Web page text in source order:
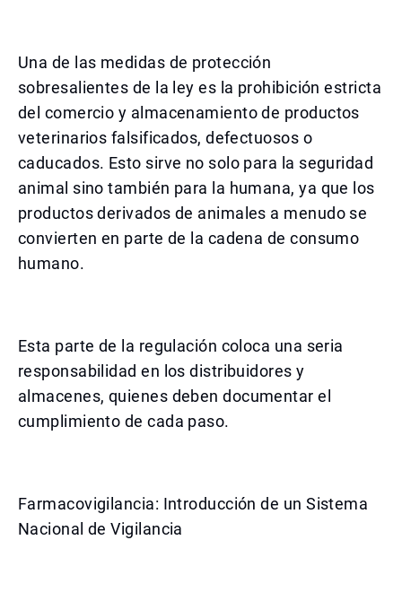
Una de las medidas de protección
sobresalientes de la ley es la prohibición estricta
del comercio y almacenamiento de productos
veterinarios falsificados, defectuosos o
caducados. Esto sirve no solo para la seguridad
animal sino también para la humana, ya que los
productos derivados de animales a menudo se
convierten en parte de la cadena de consumo
humano.
Esta parte de la regulación coloca una seria
responsabilidad en los distribuidores y
almacenes, quienes deben documentar el
cumplimiento de cada paso.
Farmacovigilancia: Introducción de un Sistema
Nacional de Vigilancia